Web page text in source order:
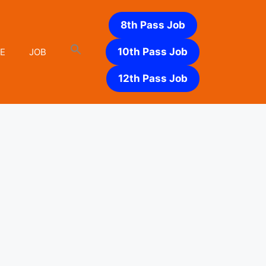
JOB
8th Pass Job
10th Pass Job
12th Pass Job